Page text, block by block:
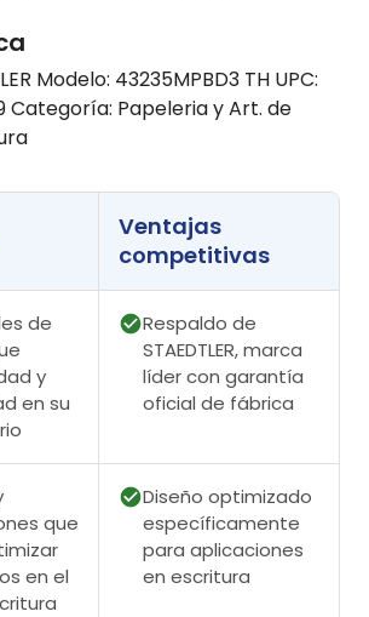
Modelo: 43235MPBD3 TH UPC:
Categoría: Papeleria y Art. de
Ventajas
competitivas
de
y
en su
Respaldo de
STAEDTLER, marca
líder con garantía
oficial de fábrica
que
en el
Diseño optimizado
específicamente
para aplicaciones
en escritura